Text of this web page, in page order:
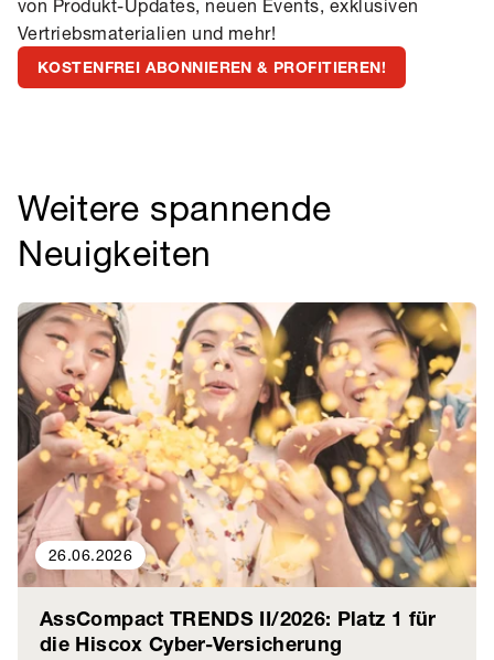
von Produkt-Updates, neuen Events, exklusiven
Vertriebsmaterialien und mehr!
KOSTENFREI ABONNIEREN & PROFITIEREN!
Weitere spannende
Neuigkeiten
26.06.2026
AssCompact TRENDS II/2026: Platz 1 für
die Hiscox Cyber-Versicherung